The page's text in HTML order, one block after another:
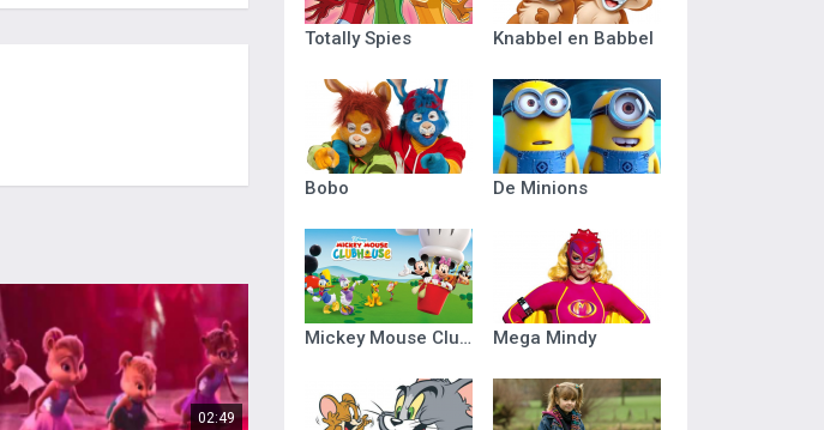
02:49
Totally Spies Knabbel en Babbel
Bobo De Minions
Mickey Mouse Clubhuis Mega Mindy